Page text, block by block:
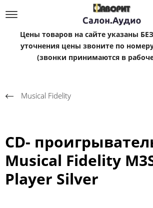
Цены товаров на сайте указаны
уточнения цены звоните по номеру
(звонки принимаются в
Musical Fidelity
CD-
Musical Fidelity
Player Silver